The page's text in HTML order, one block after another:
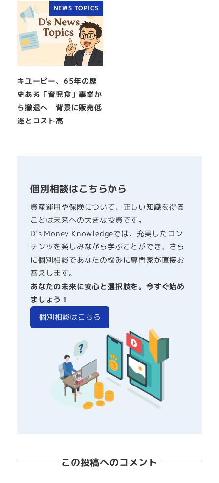
NEWS TOPICS
キユーピー、65年の歴
史ある「育児食」事業か
ら撤退へ 背景に販売低
迷とコスト高
個別相談はこちらから
資産運用や保険について、正しい知識を得る
ことは未来への大きな投資です。
D’s Money Knowledgeでは、充実したコン
テンツを楽しみながら学ぶことができ、さら
に個別相談であなたの悩みに専門家が直接お
答えします。
あなたの未来に安心と選択肢を。今すぐ始め
ましょう！
個別相談はこちら
この投稿へのコメント